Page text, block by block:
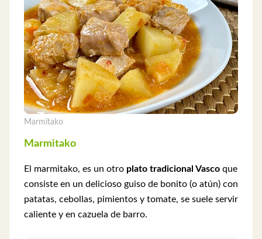
Marmitako
Marmitako
El marmitako, es un otro plato tradicional Vasco que
consiste en un delicioso guiso de bonito (o atún) con
patatas, cebollas, pimientos y tomate, se suele servir
caliente y en cazuela de barro.